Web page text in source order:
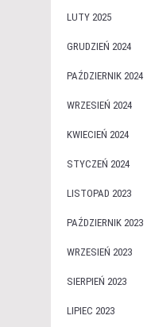
LUTY 2025
GRUDZIEŃ 2024
PAŹDZIERNIK 2024
WRZESIEŃ 2024
KWIECIEŃ 2024
STYCZEŃ 2024
LISTOPAD 2023
PAŹDZIERNIK 2023
WRZESIEŃ 2023
SIERPIEŃ 2023
LIPIEC 2023